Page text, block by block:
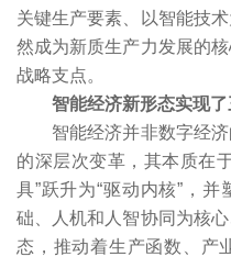
关键生产要素、以智能技
然成为新质生产力发展的
战略支点。
智能经济新形态实现
智能经济并非数字经济
的深层次变革，其本质在
具”跃升为“驱动内核”，并
础、人机和人智协同为核
态，推动着生产函数、产